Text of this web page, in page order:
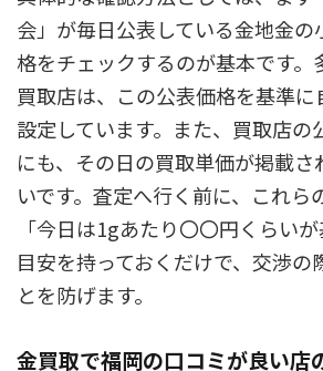
会」が毎日公表している金地金
格をチェックするのが基本です。
買取店は、この公表価格を基準
設定しています。また、買取店の
にも、その日の買取単価が掲載さ
いです。査定へ行く前に、これら
「今日は1gあたり〇〇円くらい
目安を持っておくだけで、交渉の
とを防げます。
金買取で福岡の口コミが良い店